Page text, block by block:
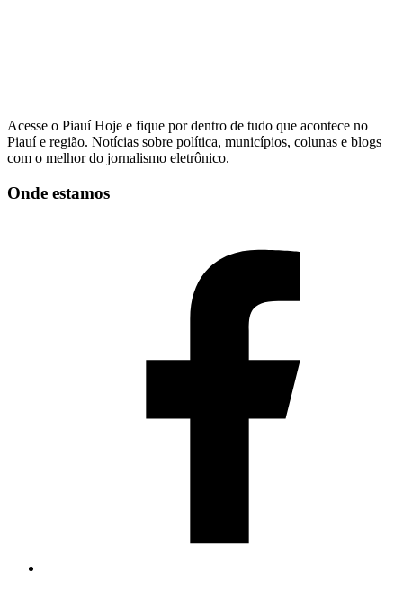
Acesse o Piauí Hoje e fique por dentro de tudo que acontece no
Piauí e região. Notícias sobre política, municípios, colunas e blogs
com o melhor do jornalismo eletrônico.
Onde estamos